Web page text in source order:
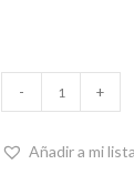
- +
Añadir a mi